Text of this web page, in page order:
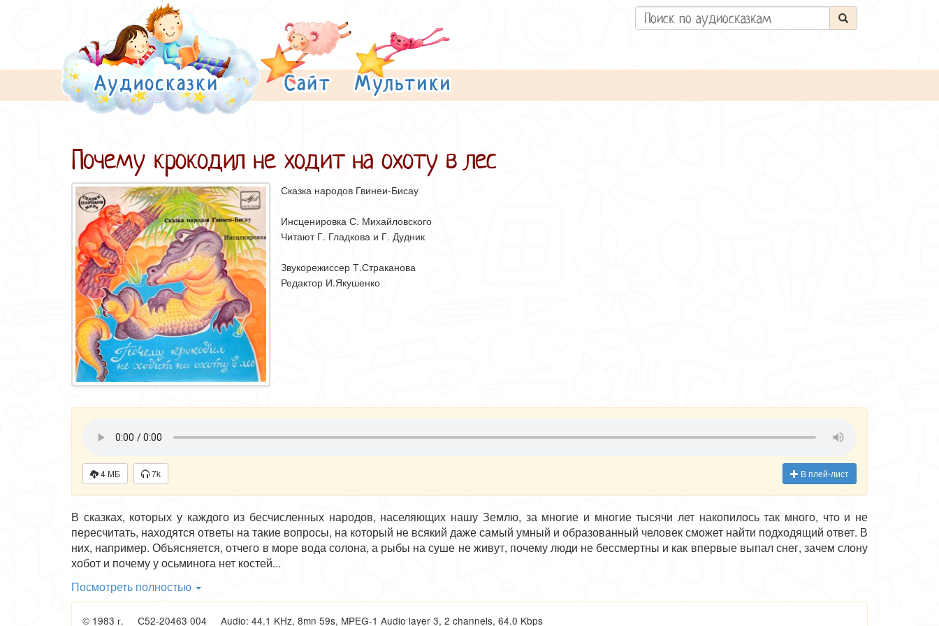
Почему крокодил не ходит на охоту в лес
Сказка народов Гвинеи-Бисау
Инсценировка С. Михайловского
Читают Г. Гладкова и Г. Дудник
Звукорежиссер Т.Страканова
Редактор И.Якушенко
4 МБ 7k В плей-лист
В сказках, которых у каждого из бесчисленных народов, населяющих нашу Землю, за многие и многие тысячи лет накопилось так много, что и не
пересчитать, находятся ответы на такие вопросы, на который не всякий даже самый умный и образованный человек сможет найти подходящий ответ. В
них, например. Объясняется, отчего в море вода солона, а рыбы на суше не живут, почему люди не бессмертны и как впервые выпал снег, зачем слону
хобот и почему у осьминога нет костей...
Вот и сегодняшняя наша сказка, пришедшая к нам из жаркой африканской страны Гвинеи-Бисау, рассказывая о приключения добродушной Обезьяны,
кровожадного Крокодила и хитроумного Зайца, не только старается нас рассмешить, ужаснуть или просто увлечь своим ярким, остроумным вымыслом.
Посмотреть полностью
© 1983 г. С52-20463 004 Audio: 44.1 KHz, 8mn 59s, MPEG-1 Audio layer 3, 2 channels, 64.0 Kbps